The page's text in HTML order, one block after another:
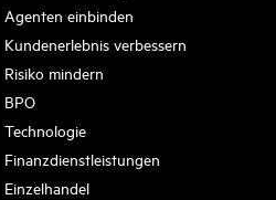
Agenten einbinden
Kundenerlebnis verbessern
Risiko mindern
BPO
Technologie
Finanzdienstleistungen
Einzelhandel